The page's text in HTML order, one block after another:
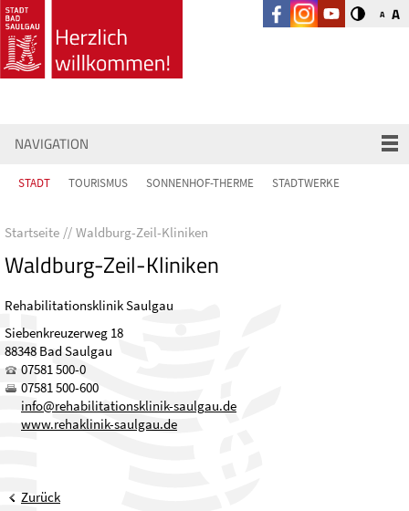
A A
NAVIGATION
STADT TOURISMUS SONNENHOF-THERME STADTWERKE
Startseite Waldburg-Zeil-Kliniken
Waldburg-Zeil-Kliniken
Rehabilitationsklinik Saulgau
Siebenkreuzerweg 18
88348 Bad Saulgau
07581 500-0
07581 500-600
nf
r h b l t t nskl n k-s lg
d
www.rehaklinik-saulgau.de
Zurück